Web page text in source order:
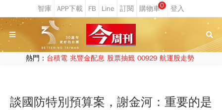
0
熱門： 台積電 兆豐金配息 股票抽籤 00929 航運股走勢
談國防特別預算案，謝金河：重要的是